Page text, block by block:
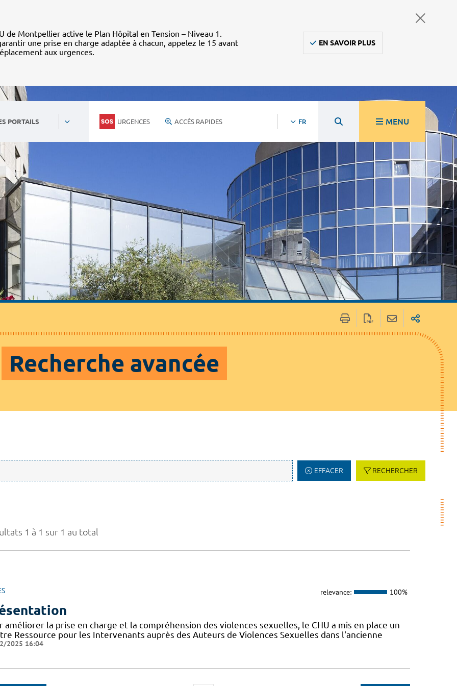
de Montpellier active le Plan Hôpital en Tension – Niveau 1.
une prise en charge adaptée à chacun, appelez le 15 avant
aux urgences.
EN SAVOIR PLUS
PORTAILS URGENCES ACCÈS RAPIDES FR MENU
Recherche avancée
EFFACER RECHERCHER
1 à 1 sur 1 au total
relevance: 100%
améliorer la prise en charge et la compréhension des violences sexuelles, le CHU a mis en place un
Ressource pour les Intervenants auprès des Auteurs de Violences Sexuelles dans l'ancienne
2025 16:04